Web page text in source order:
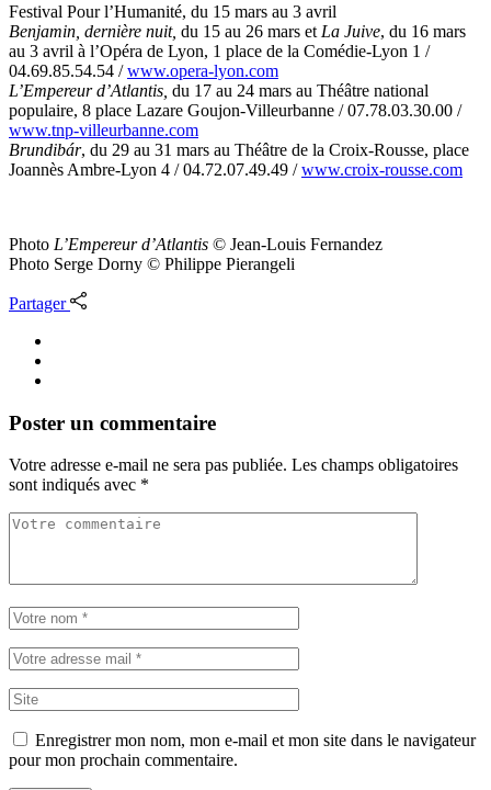
Festival Pour l’Humanité, du 15 mars au 3 avril
Benjamin, dernière nuit, du 15 au 26 mars et La Juive, du 16 mars
au 3 avril à l’Opéra de Lyon, 1 place de la Comédie-Lyon 1 /
04.69.85.54.54 /www.opera-lyon.com
L’Empereur d’Atlantis, du 17 au 24 mars au Théâtre national
populaire, 8 place Lazare Goujon-Villeurbanne / 07.78.03.30.00 /
www.tnp-villeurbanne.com
Brundibár, du 29 au 31 mars au Théâtre de la Croix-Rousse, place
Joannès Ambre-Lyon 4 / 04.72.07.49.49 /www.croix-rousse.com
Photo L’Empereur d’Atlantis © Jean-Louis Fernandez
Photo Serge Dorny © Philippe Pierangeli
Partager
Poster un commentaire
Votre adresse e-mail ne sera pas publiée. Les champs obligatoires
sont indiqués avec *
Enregistrer mon nom, mon e-mail et mon site dans le navigateur
pour mon prochain commentaire.